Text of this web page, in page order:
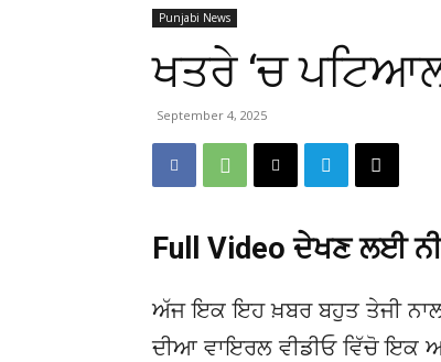
Punjabi News
ਖਤਰੇ ‘ਚ
September 4, 2025
Full Video ਦੇਖਣ ਲਈ
ਅੱਜ ਇਕ ਇਹ ਖ਼ਬਰ ਬਹੁਤ ਤੇਜੀ
ਦੀਆ ਵਾਇਰਲ ਵੀਡੀਓ ਵਿੱਚੋ ਇਕ